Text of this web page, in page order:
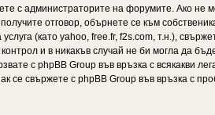
с администраторите на форумите. Ако не
отговор, обърнете се към
(като yahoo, free.fr, f2s.com, т.н.),
и в никакъв случай не би могла да
с phpBB Group във връзка с всякакви
се свържете с phpBB Group във връзка с